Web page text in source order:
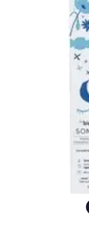
Développement
Passion du Padel